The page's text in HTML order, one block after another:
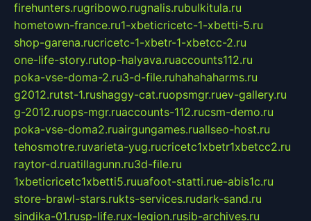
firehunters.rugribowo.rugnalis.rubulkitula.ru
hometown-france.ru1-xbeticricetc-1-xbetti-5.ru
shop-garena.rucricetc-1-xbetr-1-xbetcc-2.ru
one-life-story.rutop-halyava.ruaccounts112.ru
poka-vse-doma-2.ru3-d-file.ruhahahaharms.ru
g2012.rutst-1.rushaggy-cat.ruopsmgr.ruev-gallery.ru
g-2012.ruops-mgr.ruaccounts-112.rucsm-demo.ru
poka-vse-doma2.ruairgungames.ruallseo-host.ru
tehosmotre.ruvarieta-yug.rucricetc1xbetr1xbetcc2.ru
raytor-d.ruatillagunn.ru3d-file.ru
1xbeticricetc1xbetti5.ruuafoot-statti.rue-abis1c.ru
store-brawl-stars.rukts-services.rudark-sand.ru
sindika-01.rusp-life.rux-legion.rusib-archives.ru